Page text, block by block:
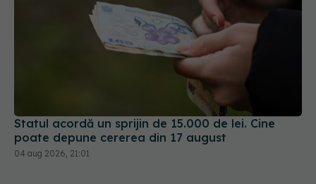
Statul acordă un sprijin de 15.000 de lei. Cine
poate depune cererea din 17 august